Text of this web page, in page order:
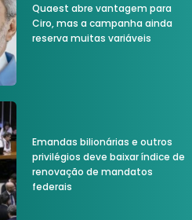
Quaest abre vantagem para
Ciro, mas a campanha ainda
reserva muitas variáveis
Emandas bilionárias e outros
privilégios deve baixar índice de
renovação de mandatos
federais